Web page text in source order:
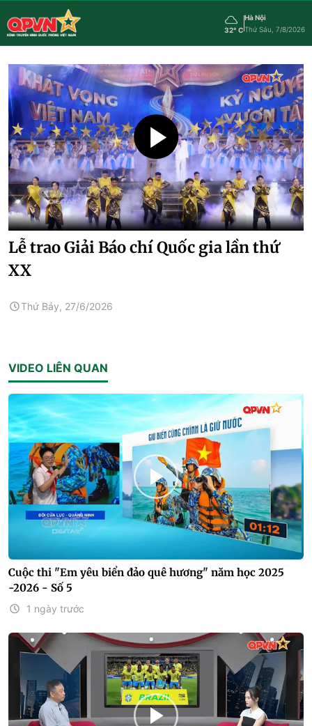
32° C
Hà Nội
Thứ Sáu, 7/8/2026
Lễ trao Giải Báo chí Quốc gia lần thứ
XX
Thứ Bảy, 27/6/2026
VIDEO LIÊN QUAN
Cuộc thi "Em yêu biển đảo quê hương" năm học 2025
-2026 - Số 5
1 ngày trước